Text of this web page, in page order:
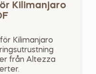
Kilimanjaro
Kilimanjaro
från Altezza